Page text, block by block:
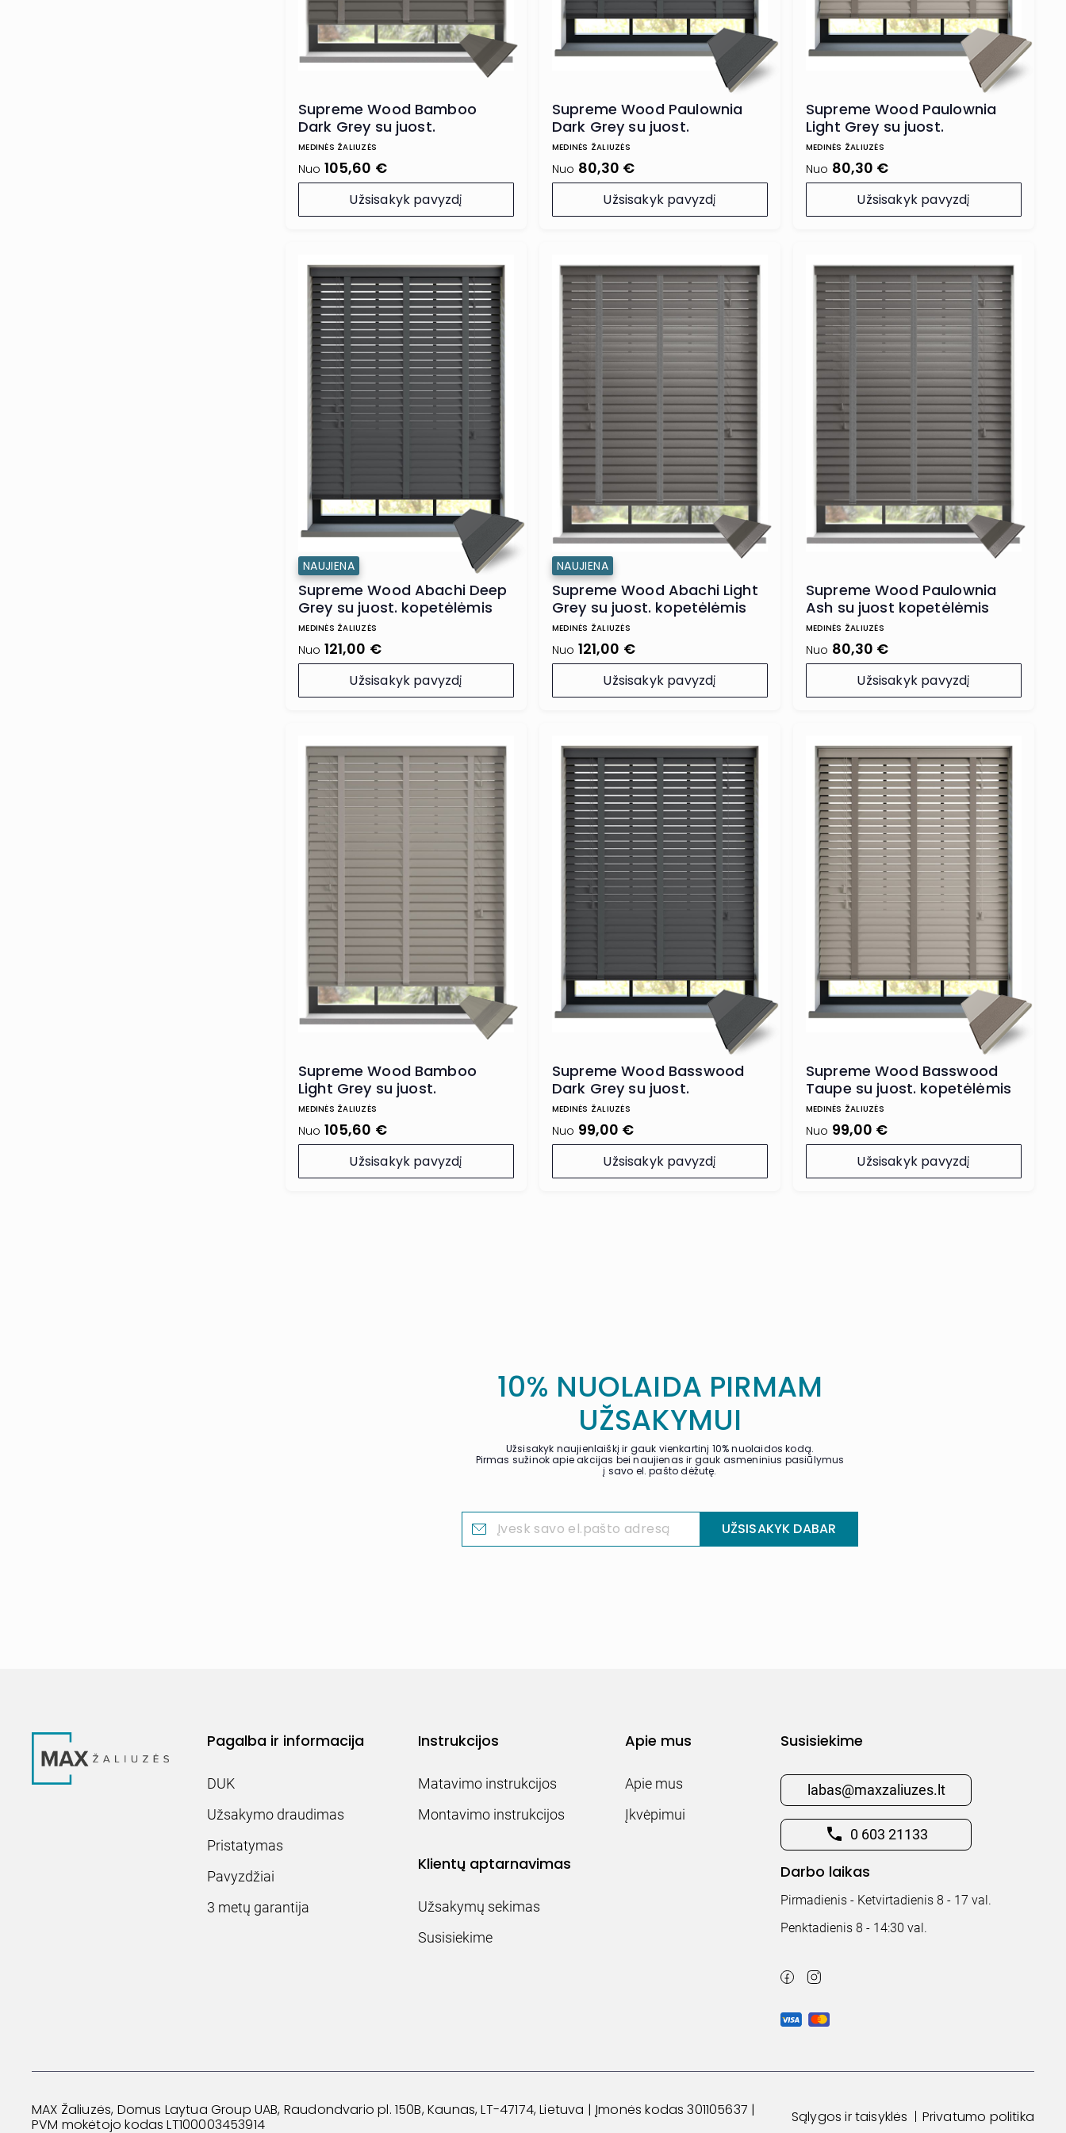
Supreme Wood Bamboo
Dark Grey su juost.
kopetėlėmis
MEDINĖS ŽALIUZĖS
Nuo 105,60 €
Užsisakyk pavyzdį
Supreme Wood Paulownia
Dark Grey su juost.
kopetėlėmis
MEDINĖS ŽALIUZĖS
Nuo 80,30 €
Užsisakyk pavyzdį
Supreme Wood Paulownia
Light Grey su juost.
kopetėlėmis
MEDINĖS ŽALIUZĖS
Nuo 80,30 €
Užsisakyk pavyzdį
NAUJIENA
Supreme Wood Abachi Deep
Grey su juost. kopetėlėmis
MEDINĖS ŽALIUZĖS
Nuo 121,00 €
Užsisakyk pavyzdį
NAUJIENA
Supreme Wood Abachi Light
Grey su juost. kopetėlėmis
MEDINĖS ŽALIUZĖS
Nuo 121,00 €
Užsisakyk pavyzdį
Supreme Wood Paulownia
Ash su juost kopetėlėmis
MEDINĖS ŽALIUZĖS
Nuo 80,30 €
Užsisakyk pavyzdį
Supreme Wood Bamboo
Light Grey su juost.
kopetėlėmis
MEDINĖS ŽALIUZĖS
Nuo 105,60 €
Užsisakyk pavyzdį
Supreme Wood Basswood
Dark Grey su juost.
kopetėlėmis
MEDINĖS ŽALIUZĖS
Nuo 99,00 €
Užsisakyk pavyzdį
Supreme Wood Basswood
Taupe su juost. kopetėlėmis
MEDINĖS ŽALIUZĖS
Nuo 99,00 €
Užsisakyk pavyzdį
10% NUOLAIDA PIRMAM
UŽSAKYMUI
Užsisakyk naujienlaiškį ir gauk vienkartinį 10% nuolaidos kodą.
Pirmas sužinok apie akcijas bei naujienas ir gauk asmeninius pasiūlymus
į savo el. pašto dėžutę.
UŽSISAKYK DABAR
Pagalba ir informacija
DUK
Užsakymo draudimas
Pristatymas
Pavyzdžiai
3 metų garantija
Instrukcijos
Matavimo instrukcijos
Montavimo instrukcijos
Klientų aptarnavimas
Užsakymų sekimas
Susisiekime
Apie mus
Apie mus
Įkvėpimui
Susisiekime
labas@maxzaliuzes.lt
0 603 21133
Darbo laikas
Pirmadienis - Ketvirtadienis 8 - 17 val.
Penktadienis 8 - 14:30 val.
MAX Žaliuzės, Domus Laytua Group UAB, Raudondvario pl. 150B, Kaunas, LT-47174, Lietuva | Įmonės kodas 301105637 |
PVM mokėtojo kodas LT100003453914
Sąlygos ir taisyklės Privatumo politika